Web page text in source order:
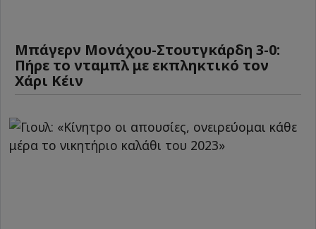
Μπάγερν Μονάχου-Στουτγκάρδη 3-0:
Πήρε το νταμπλ με εκπληκτικό τον
Χάρι Κέιν